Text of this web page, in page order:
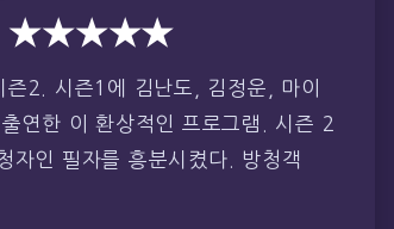
★★★★★
즌2. 시즌1에 김난도, 김정운, 마이
연한 이 환상적인 프로그램. 시즌 2
자인 필자를 흥분시켰다. 방청객